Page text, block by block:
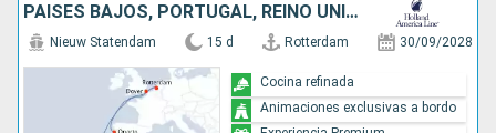
PAISES BAJOS, PORTUGAL, REINO UNIDO, MARRUECOS
Nieuw Statendam 15 d Rotterdam 30/09/2028
Cocina refinada
Animaciones exclusivas a bordo